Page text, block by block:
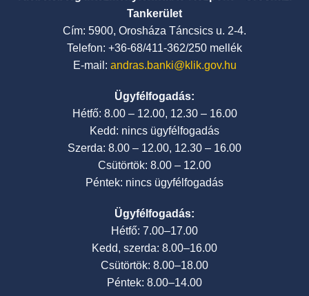
Tankerület
Cím: 5900, Orosháza Táncsics u. 2-4.
Telefon: +36-68/411-362/250 mellék
E-mail: andras.banki@klik.gov.hu
Ügyfélfogadás:
Hétfő: 8.00 – 12.00, 12.30 – 16.00
Kedd: nincs ügyfélfogadás
Szerda: 8.00 – 12.00, 12.30 – 16.00
Csütörtök: 8.00 – 12.00
Péntek: nincs ügyfélfogadás
Ügyfélfogadás:
Hétfő: 7.00–17.00
Kedd, szerda: 8.00–16.00
Csütörtök: 8.00–18.00
Péntek: 8.00–14.00